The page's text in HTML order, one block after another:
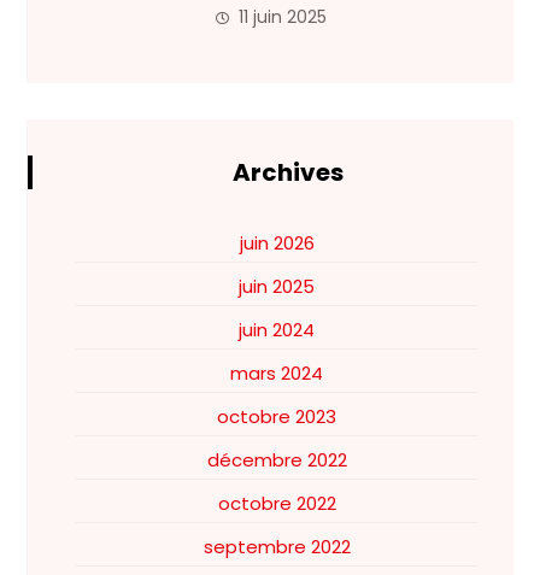
11 juin 2025
Archives
juin 2026
juin 2025
juin 2024
mars 2024
octobre 2023
décembre 2022
octobre 2022
septembre 2022